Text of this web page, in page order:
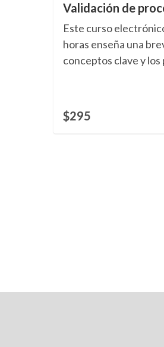
Validación de
Este curso
horas enseña una
conceptos clave y los
Competencia de
CEU. Idioma: inglés.
$295